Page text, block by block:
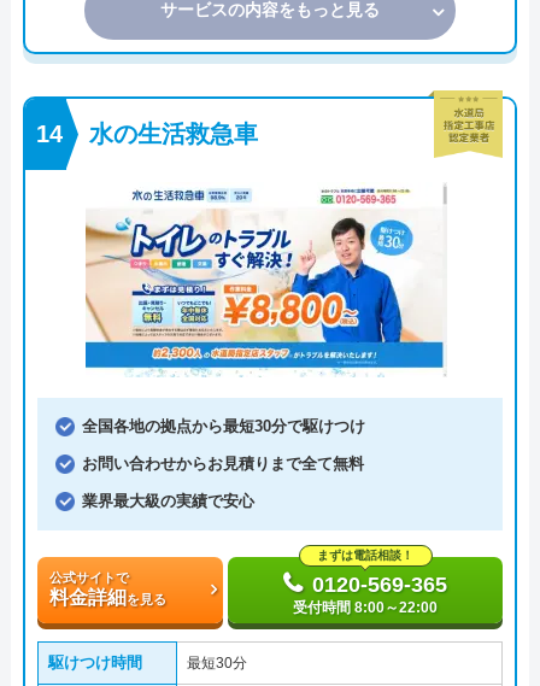
サービスの内容をもっと見る
水の生活救急車
全国各地の拠点から最短30分で駆けつけ
お問い合わせからお見積りまで全て無料
業界最大級の実績で安心
公式サイトで
料金詳細 を見る
まずは電話相談！
0120-569-365
受付時間 8:00～22:00
駆けつけ時間 最短30分